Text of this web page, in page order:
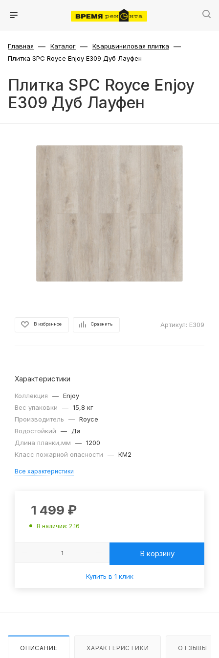
Главная — Каталог — Кварцвиниловая плитка —
Плитка SPC Royce Enjoy Е309 Дуб Лауфен
Плитка SPC Royce Enjoy
Е309 Дуб Лауфен
В избранное Сравнить Артикул: Е309
Характеристики
Коллекция — Enjoy
Вес упаковки
— 15,8 кг
Производитель
— Royce
Водостойкий
—
Да
Длина планки,мм
— 1200
Класс пожарной опасности
— КМ2
Все характеристики
1 499 ₽
В наличии: 2.16
В корзину
Купить в 1 клик
ОПИСАНИЕ ХАРАКТЕРИСТИКИ ОТЗЫВЫ